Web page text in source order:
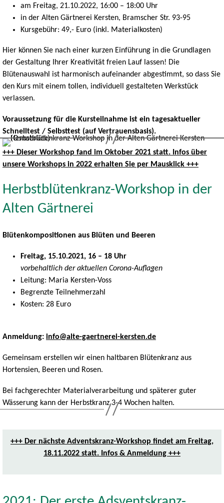
am Freitag, 21.10.2022, 16:00 – 18:00 Uhr
in der Alten Gärtnerei Kersten, Bramscher Str. 93-95
Kursgebühr: 49,- Euro (inkl. Materialkosten)
Hier können Sie nach einer kurzen Einführung in die Grundlagen
der Gestaltung Ihrer Kreativität freien Lauf lassen! Die
Blütenauswahl ist harmonisch aufeinander abgestimmt, so dass Sie
den Kurs mit einem tollen, individuell gestalteten Werkstück
verlassen.
Voraussetzung für die Kursteilnahme ist ein tagesaktueller
Schnelltest / Selbsttest (auf Vertrauensbasis).
+++ Dieser Workshop fand im Oktober 2021 statt. Infos über
unsere Workshops in 2022 erhalten Sie per Mausklick +++
Herbstblütenkranz-Workshop in der
Alten Gärtnerei
Blütenkompositionen aus Blüten und Beeren
Freitag, 15.10.2021, 16 – 18 Uhr
vorbehaltlich der aktuellen Corona-Auflagen
Leitung: Maria Kersten-Voss
Begrenzte Teilnehmerzahl
Kosten: 28 Euro
Anmeldung: info@alte-gaertnerei-kersten.de
Gemeinsam erstellen wir einen haltbaren Blütenkranz aus
Hortensien, Beeren und Rosen.
Bei fachgerechter Materialverarbeitung und späterer guter
Wässerung kann der Herbstkranz 3-4 Wochen halten.
+++ Der nächste Adventskranz-Workshop findet am Freitag,
18.11.2022 statt. Infos & Anmeldung +++